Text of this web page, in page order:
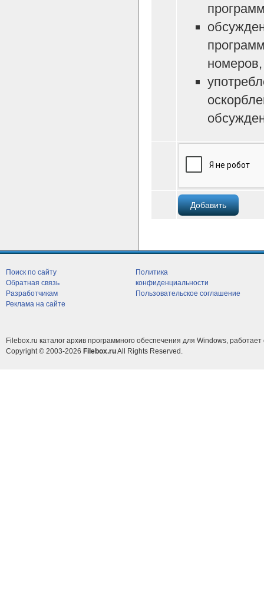
Поиск по сайту
Обратная связь
Разработчикам
Реклама на сайте
Политика
конфиденциальности
Пользовательское соглашение
Filebox.ru каталог архив программного обеспечения для Windows, работает
Copyright © 2003-2026 Filebox.ruAll Rights Reserved.